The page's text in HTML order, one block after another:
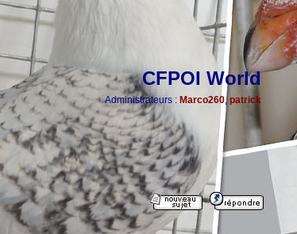
CFPOI World
Administrateurs : Marco260, patrick